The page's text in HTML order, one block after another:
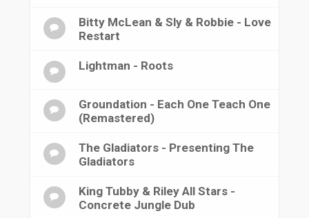
Bitty McLean & Sly & Robbie - Love
Restart
Lightman - Roots
Groundation - Each One Teach One
(Remastered)
The Gladiators - Presenting The
Gladiators
King Tubby & Riley All Stars -
Concrete Jungle Dub